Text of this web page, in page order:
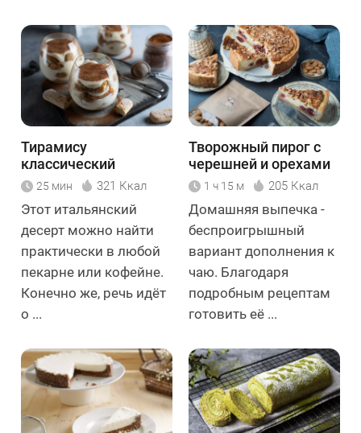
Тирамису
классический
25 мин 321 Ккал
Этот итальянский
десерт можно найти
практически в любой
пекарне или кофейне.
Конечно же, речь идёт
о ...
Творожный пирог с
черешней и орехами
1 ч 15 м 205 Ккал
Домашняя выпечка -
беспроигрышный
вариант дополнения к
чаю. Благодаря
подробным рецептам
готовить её ...